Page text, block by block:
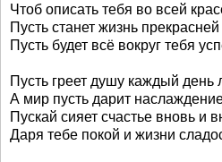
Чтоб описать тебя во всей
Пусть станет жизнь
Пусть будет всё вокруг тебя
Пусть греет душу каждый день
А мир пусть дарит
Пускай сияет счастье вновь и
Даря тебе покой и жизни